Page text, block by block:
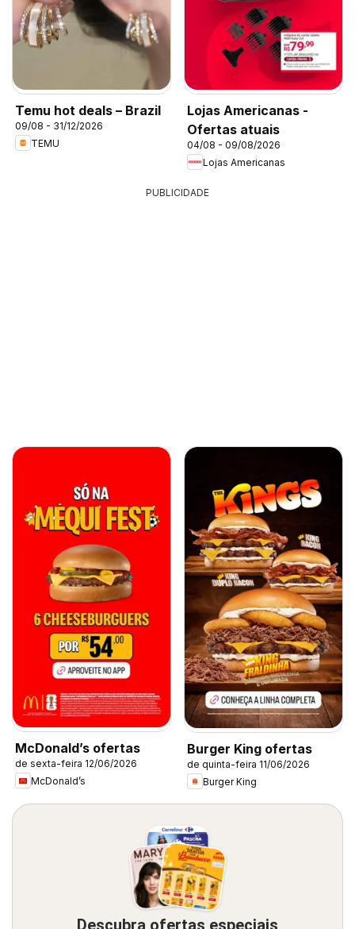
Temu hot deals – Brazil
09/08 - 31/12/2026
TEMU
Lojas Americanas -
Ofertas atuais
04/08 - 09/08/2026
Lojas Americanas
PUBLICIDADE
McDonald’s ofertas
de sexta-feira 12/06/2026
McDonald’s
Burger King ofertas
de quinta-feira 11/06/2026
Burger King
Descubra ofertas especiais